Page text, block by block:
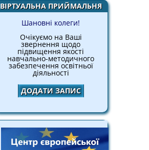
ВІРТУАЛЬНА ПРИЙМАЛЬНЯ
Шановні колеги!
Очікуємо на Ваші
звернення щодо
підвищення якості
навчально-методичного
забезпечення освітньої
діяльності
ДОДАТИ ЗАПИС